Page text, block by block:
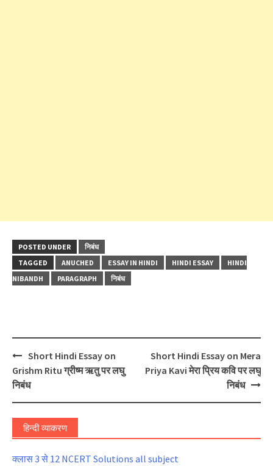
POSTED UNDER
निबंध
TAGGED
ANUCHED ESSAY IN HINDI HINDI ESSAY
HINDI
NIBANDH
PARAGRAPH निबंध
Post
navigation
Short Hindi Essay on
Grishm Ritu ग्रीष्म ऋतु पर लघु
निबंध
Short Hindi Essay on Mera
Priya Kavi मेरा प्रिय कवि पर लघु
निबंध
हिन्दी व्याकरण
क्लास 3 से 12 NCERT Solutions all subject